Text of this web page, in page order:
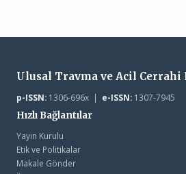
Ulusal Travma ve Acil Cerrahi
p-ISSN:1306-696x | e-ISSN:1307-7945
Hızlı Bağlantılar
Yayın Kurulu
Etik ve Politikalar
Makale Gönder